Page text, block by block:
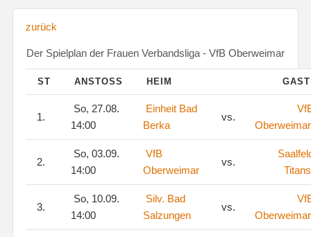
zurück
Der Spielplan der Frauen Verbandsliga - VfB Oberweimar
ST ANSTOSS HEIM
1.
So, 27.08.
14:00
Einheit Bad
Berka
vs.
Oberweimar
2.
So, 03.09.
14:00
VfB
Oberweimar
vs.
Titans
3.
So, 10.09.
14:00
Silv. Bad
Salzungen
vs.
Oberweimar